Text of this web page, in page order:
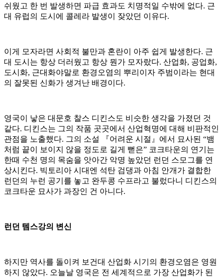
쉬웠고 한 번 발생하면 파급 효과도 치명적일 수밖에 없다. 근
대 유럽의 도시에 콜레라 발생이 잦았던 이유다.
이게 모자라면 사회적 불만과 혼란이 아주 쉽게 발생한다. 근
대 도시는 항상 더러웠고 항상 뭔가 모자랐다. 산업화, 공업화,
도시화, 근대화야말로 환경오염의 뿌리이자 주범이라는 현대
의 잘못된 신화가 생겨난 배경이다.
영국이 낳은 대문호 찰스 디킨스도 비슷한 생각을 가졌던 것
같다. 디킨스는 그의 작품 곳곳에서 산업혁명에 대해 비판적인
관점을 노출했다. 그의 소설 『어려운 시절』에서 묘사된 “뱀
처럼 끝이 보이지 않을 정도로 길게 뻗은” 코크타운의 연기는
한때 수천 명의 목숨을 앗아간 악명 높았던 런던 스모그를 연
상시킨다. 빅토리아 시대엔 석탄 검댕과 아침 안개가 결합한
런던의 누런 공기를 놓고 완두콩 수프라고 불렀다니 디킨스의
코크타운 묘사가 과장인 건 아니다.
런던 템스강의 변신
하지만 역사를 돌이켜 보건대 산업화 시기의 환경오염은 영원
하지 않았다. 오늘날 영국은 전 세계적으로 가장 산업화가 된